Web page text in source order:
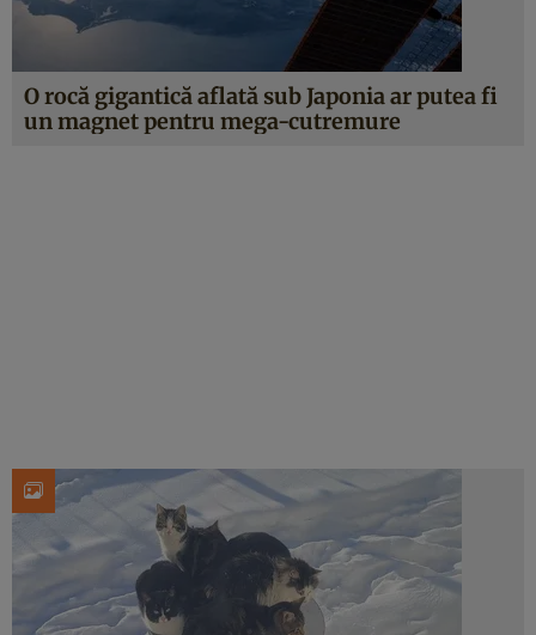
O rocă gigantică aflată sub Japonia ar putea fi
un magnet pentru mega-cutremure